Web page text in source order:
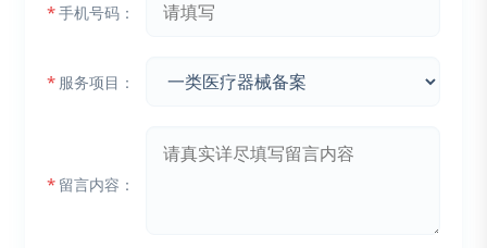
*手机号码：
* 服务项目：
* 留言内容：